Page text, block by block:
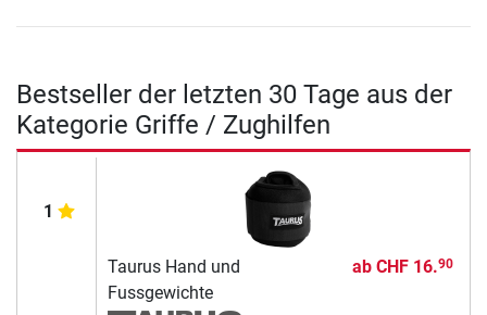
Bestseller der letzten 30 Tage aus der
Kategorie Griffe / Zughilfen
1
Taurus Hand und
Fussgewichte
ab CHF 16.90